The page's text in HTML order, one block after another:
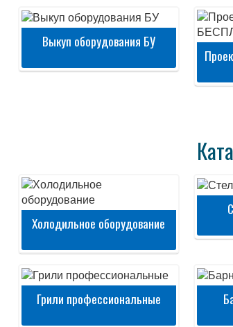
Выкуп оборудования БУ
Холодильное оборудование
Грили профессиональные